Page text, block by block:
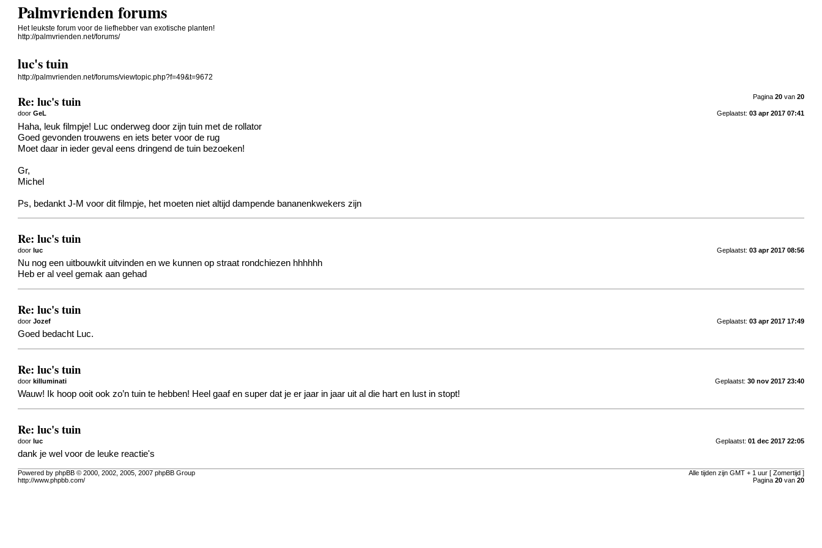
Palmvrienden forums
Het leukste forum voor de liefhebber van exotische planten!
http://palmvrienden.net/forums/
luc's tuin
http://palmvrienden.net/forums/viewtopic.php?f=49&t=9672
Pagina 20van 20
Re: luc's tuin
Geplaatst: 03 apr 2017 07:41
doorGeL
Haha, leuk filmpje! Luc onderweg door zijn tuin met de rollator
Goed gevonden trouwens en iets beter voor de rug
Moet daar in ieder geval eens dringend de tuin bezoeken!
Gr,
Michel
Ps, bedankt J-M voor dit filmpje, het moeten niet altijd dampende bananenkwekers zijn
Re: luc's tuin
Geplaatst: 03 apr 2017 08:56
doorluc
Nu nog een uitbouwkit uitvinden en we kunnen op straat rondchiezen hhhhhh
Heb er al veel gemak aan gehad
Re: luc's tuin
Geplaatst: 03 apr 2017 17:49
doorJozef
Goed bedacht Luc.
Re: luc's tuin
Geplaatst: 30 nov 2017 23:40
doorkilluminati
Wauw! Ik hoop ooit ook zo’n tuin te hebben! Heel gaaf en super dat je er jaar in jaar uit al die hart en lust in stopt!
Re: luc's tuin
Geplaatst: 01 dec 2017 22:05
doorluc
dank je wel voor de leuke reactie's
Alle tijden zijn GMT + 1 uur [ Zomertijd ]
Pagina 20van 20
Powered by phpBB © 2000, 2002, 2005, 2007 phpBB Group
http://www.phpbb.com/